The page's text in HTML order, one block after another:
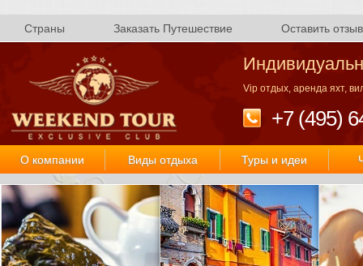
Страны Заказать Путешествие Оставить отзыв
Vip отдых, аренда яхт,
+7 (495)
О компании Виды отдыха Туры и идеи